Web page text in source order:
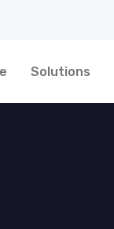
Solutions